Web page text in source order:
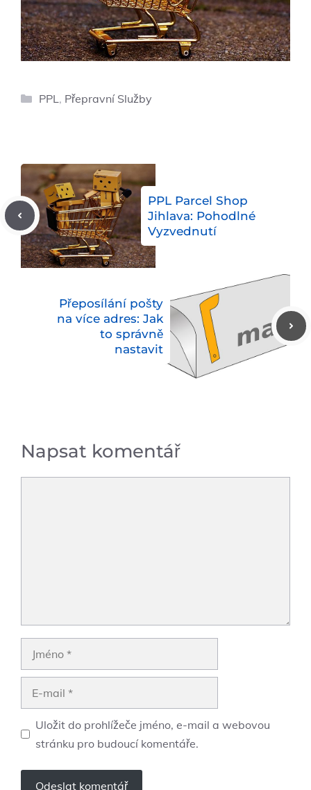
Rubriky
PPL , Přepravní Služby
PPL Parcel Shop
Jihlava: Pohodlné
Vyzvednutí
Přeposílání pošty
na více adres: Jak
to správně
nastavit
Napsat komentář
Uložit do prohlížeče jméno, e-mail a webovou
stránku pro budoucí komentáře.